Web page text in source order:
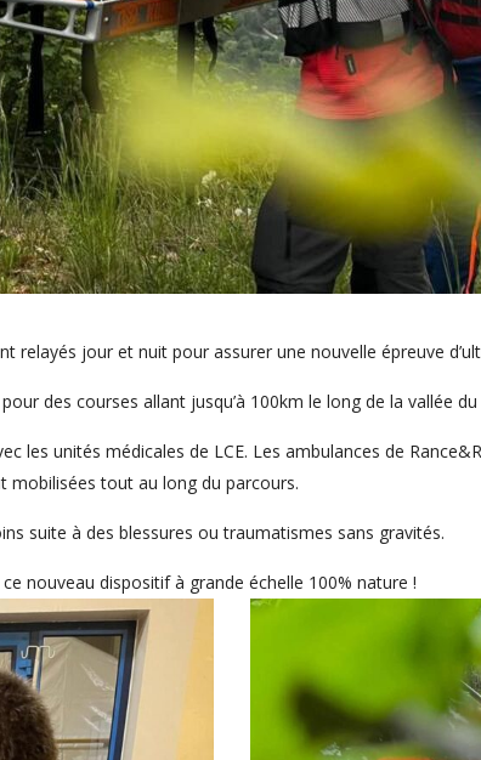
relayés jour et nuit pour assurer une nouvelle épreuve
des courses allant jusqu’à 100km le long de la vallée du
les unités médicales de LCE. Les ambulances de
mobilisées tout au long du parcours.
suite à des blessures ou traumatismes sans gravités.
nouveau dispositif à grande échelle 100% nature !